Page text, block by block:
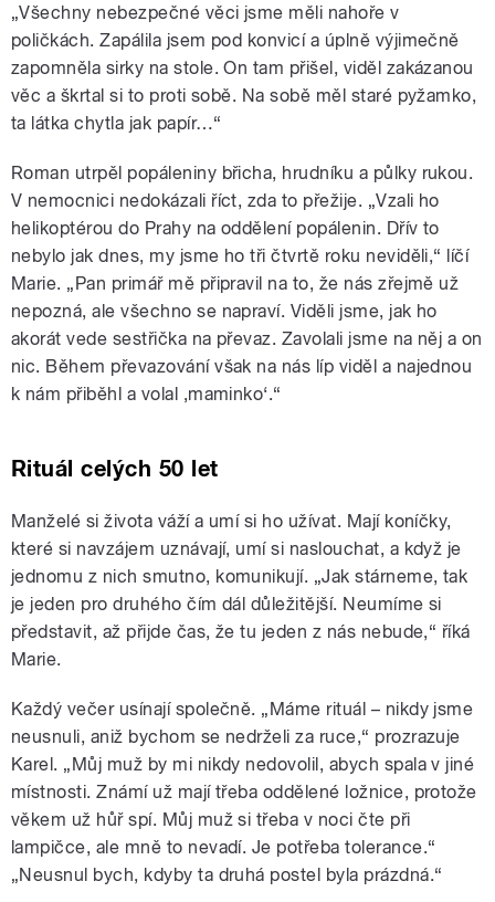
„Všechny nebezpečné věci jsme měli nahoře v
poličkách. Zapálila jsem pod konvicí a úplně výjimečně
zapomněla sirky na stole. On tam přišel, viděl zakázanou
věc a škrtal si to proti sobě. Na sobě měl staré pyžamko,
ta látka chytla jak papír…“
Roman utrpěl popáleniny břicha, hrudníku a půlky rukou.
V nemocnici nedokázali říct, zda to přežije. „Vzali ho
helikoptérou do Prahy na oddělení popálenin. Dřív to
nebylo jak dnes, my jsme ho tři čtvrtě roku neviděli,“ líčí
Marie. „Pan primář mě připravil na to, že nás zřejmě už
nepozná, ale všechno se napraví. Viděli jsme, jak ho
akorát vede sestřička na převaz. Zavolali jsme na něj a on
nic. Během převazování však na nás líp viděl a najednou
k nám přiběhl a volal ‚maminko‘.“
Rituál celých 50 let
Manželé si života váží a umí si ho užívat. Mají koníčky,
které si navzájem uznávají, umí si naslouchat, a když je
jednomu z nich smutno, komunikují. „Jak stárneme, tak
je jeden pro druhého čím dál důležitější. Neumíme si
představit, až přijde čas, že tu jeden z nás nebude,“ říká
Marie.
Každý večer usínají společně. „Máme rituál – nikdy jsme
neusnuli, aniž bychom se nedrželi za ruce,“ prozrazuje
Karel. „Můj muž by mi nikdy nedovolil, abych spala v jiné
místnosti. Známí už mají třeba oddělené ložnice, protože
věkem už hůř spí. Můj muž si třeba v noci čte při
lampičce, ale mně to nevadí. Je potřeba tolerance.“
„Neusnul bych, kdyby ta druhá postel byla prázdná.“